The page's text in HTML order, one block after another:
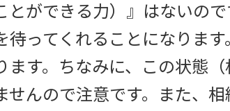
とができる力）』はないの
ってくれることになります
ます。ちなみに、この状態
せんので注意です。また、